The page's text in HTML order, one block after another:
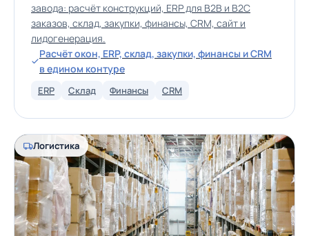
завода: расчёт конструкций, ERP для B2B и B2C
заказов, склад, закупки, финансы, CRM, сайт и
лидогенерация.
Расчёт окон, ERP, склад, закупки, финансы и CRM
в едином контуре
ERP Склад Финансы CRM
Логистика